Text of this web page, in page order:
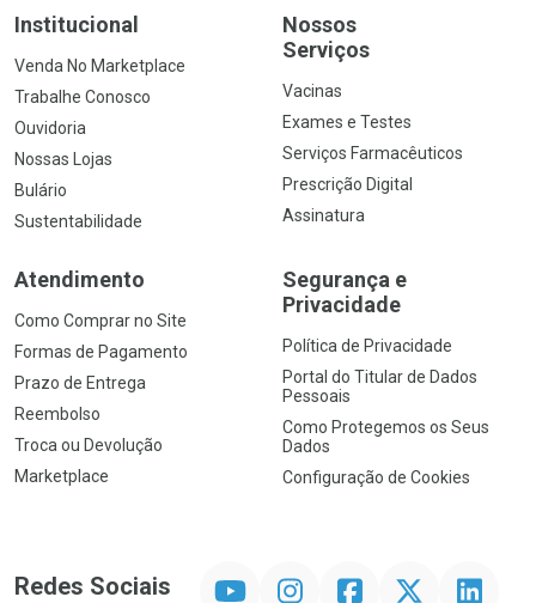
Institucional
Venda No Marketplace
Trabalhe Conosco
Ouvidoria
Nossas Lojas
Bulário
Sustentabilidade
Nossos
Serviços
Vacinas
Exames e Testes
Serviços Farmacêuticos
Prescrição Digital
Assinatura
Atendimento
Como Comprar no Site
Formas de Pagamento
Prazo de Entrega
Reembolso
Troca ou Devolução
Marketplace
Segurança e
Privacidade
Política de Privacidade
Portal do Titular de Dados
Pessoais
Como Protegemos os Seus
Dados
Configuração de Cookies
Redes Sociais InstagramFacebookTwitter Linkedin